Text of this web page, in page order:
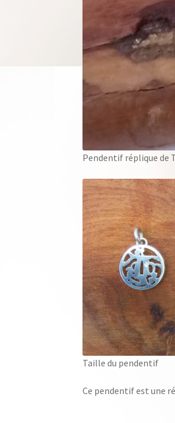
Pendentif réplique de
Taille du pendentif
Ce pendentif est une